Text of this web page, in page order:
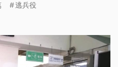
王子，演藝圈累計有19
逃兵役